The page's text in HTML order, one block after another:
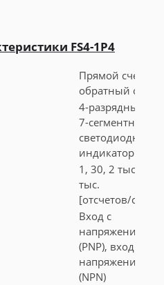
FS4-1P4
Прямой счет,
обратный счет
4-разрядный
7-сегментный
светодиодный
индикатор
1, 30, 2 тыс., 5
тыс.
[отсчетов/сек]
Вход с
напряжением
(PNP), вход без
напряжения
(NPN)